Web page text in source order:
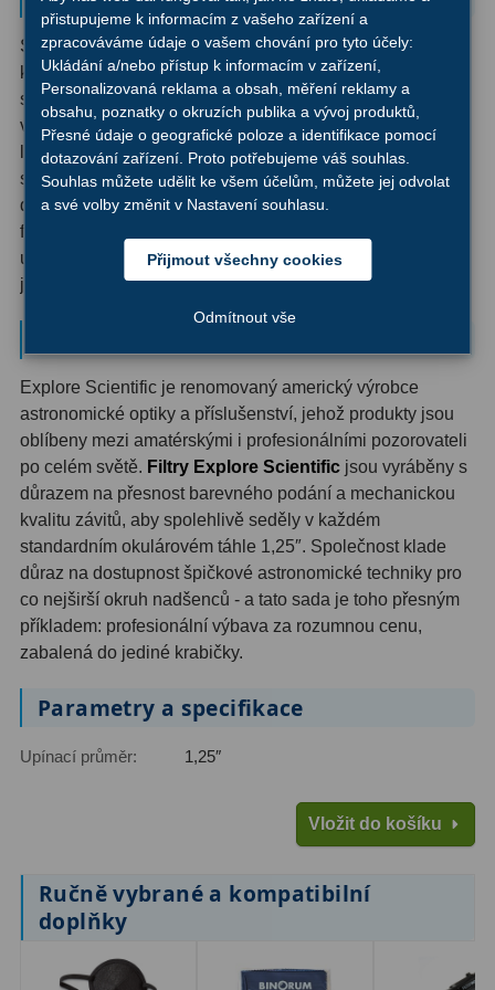
Ostatní 22
Seřízení22
Laserové kolimátory6
Optické kolimátory11
Umělé hvězdy5
Zrcátka a hranoly 61
Diagonální hranoly7
Amici hranoly 45°11
Amici hranoly 90°7
AstroFoto 306
Planetární kamery19
Deep-Sky kamery28
Guiding kamery 14
Filtry IR-Pass
Filtry IR-Block
Sada je navržena pro teleskopy s průměrem od 150 mm,
kde má dostatek světla k dispozici i po vložení filtru se
sníženou propustností. Filtry jsou nepostradatelné jak pro
vizuální pozorování, tak pro astrofotografii planetárních a
lunárních detailů. Pokud se chcete systematicky věnovat
sledování změn na planetách sluneční soustavy nebo
detailnímu mapování Měsíce, tato sada vám dá do rukou
flexibilní nástroj pro různé podmínky a různé objekty - a
ušetří vás za zkoušení a postupné nakupování
jednotlivých filtrů.
Explore Scientific je renomovaný americký výrobce
astronomické optiky a příslušenství, jehož produkty jsou
oblíbeny mezi amatérskými i profesionálními pozorovateli
po celém světě. Filtry Explore Scientific jsou vyráběny s
důrazem na přesnost barevného podání a mechanickou
kvalitu závitů, aby spolehlivě seděly v každém
standardním okulárovém táhle 1,25″. Společnost klade
důraz na dostupnost špičkové astronomické techniky pro
co nejširší okruh nadšenců - a tato sada je toho přesným
příkladem: profesionální výbava za rozumnou cenu,
zabalená do jediné krabičky.
Parametry a specifikace
Upínací průměr: 1,25″
Vložit do košíku
Ručně vybrané a kompatibilní
doplňky
přistupujeme k informacím z vašeho zařízení a
zpracováváme údaje o vašem chování pro tyto účely:
Ukládání a/nebo přístup k informacím v zařízení,
Personalizovaná reklama a obsah, měření reklamy a
obsahu, poznatky o okruzích publika a vývoj produktů,
Přesné údaje o geografické poloze a identifikace pomocí
dotazování zařízení. Proto potřebujeme váš souhlas.
Souhlas můžete udělit ke všem účelům, můžete jej odvolat
a své volby změnit v Nastavení souhlasu.
Přijmout všechny cookies
Odmítnout vše